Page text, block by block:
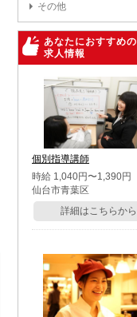
その他
あなたにおすすめの
求人情報
個別指導講師
時給 1,040円〜1,390円
仙台市青葉区
詳細はこちらから